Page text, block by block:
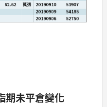
期未平倉變化